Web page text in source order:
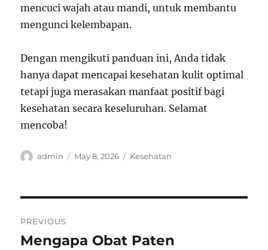
mencuci wajah atau mandi, untuk membantu
mengunci kelembapan.
Dengan mengikuti panduan ini, Anda tidak
hanya dapat mencapai kesehatan kulit optimal
tetapi juga merasakan manfaat positif bagi
kesehatan secara keseluruhan. Selamat
mencoba!
Author
admin
Posted
May 8, 2026 Categories
Kesehatan
navigation
PREVIOUS
Previous
Mengapa Obat Paten